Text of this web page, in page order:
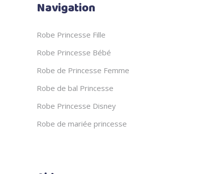
Navigation
Robe Princesse Fille
Robe Princesse Bébé
Robe de Princesse Femme
Robe de bal Princesse
Robe Princesse Disney
Robe de mariée princesse